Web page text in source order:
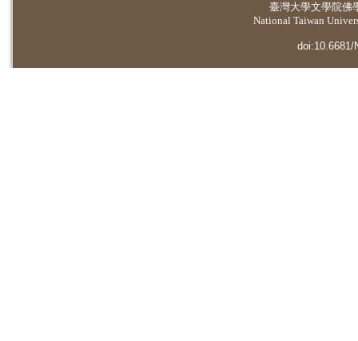
臺灣大學文學院佛
National Taiwan
doi:10.6681/